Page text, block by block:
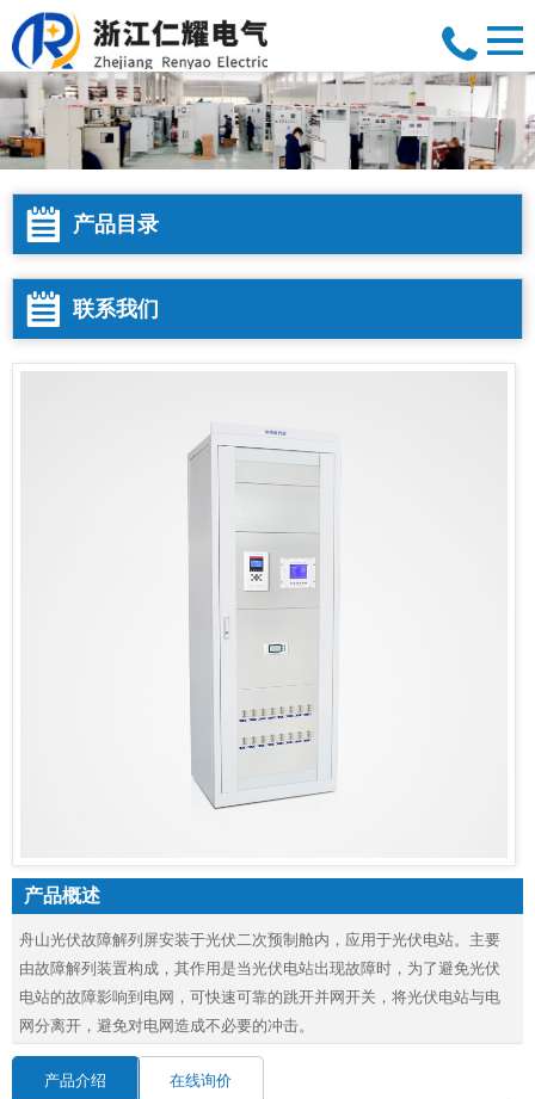
产品目录
联系我们
产品概述
舟山光伏故障解列屏安装于光伏二次预制舱内，应用于光伏电站。主要
由故障解列装置构成，其作用是当光伏电站出现故障时，为了避免光伏
电站的故障影响到电网，可快速可靠的跳开并网开关，将光伏电站与电
网分离开，避免对电网造成不必要的冲击。
产品介绍 在线询价